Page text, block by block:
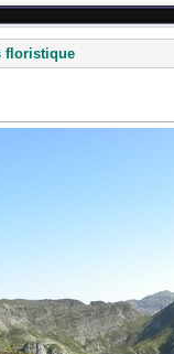
floristique